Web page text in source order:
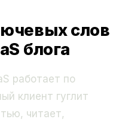
слов
блога
работает по
клиент гуглит
читает,